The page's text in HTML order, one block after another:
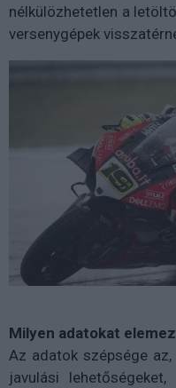
nélkülözhetetlen a
versenygépek
Milyen adatokat
Az adatok szépsége
javulási